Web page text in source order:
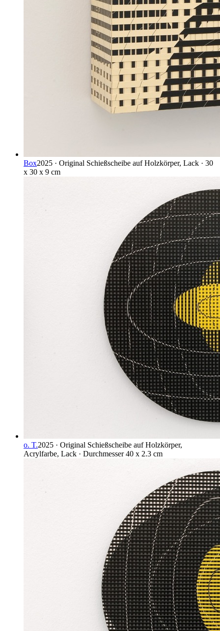
Box2025 · Original Schießscheibe auf Holzkörper, Lack · 30
x 30 x 9 cm
o. T.2025 · Original Schießscheibe auf Holzkörper,
Acrylfarbe, Lack · Durchmesser 40 x 2.3 cm